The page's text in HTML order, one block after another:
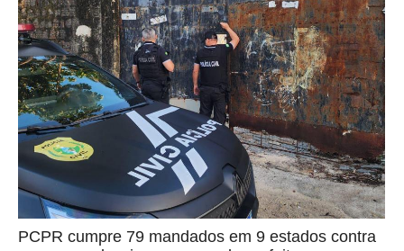
PCPR cumpre 79 mandados em 9 estados contra